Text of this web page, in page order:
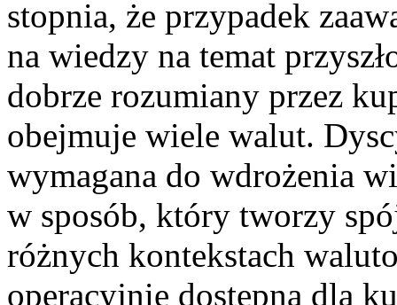
stopnia, że przypadek
na wiedzy na temat
dobrze rozumiany przez
obejmuje wiele walut.
wymagana do wdrożenia
w sposób, który tworzy
różnych kontekstach
operacyjnie dostępna dla